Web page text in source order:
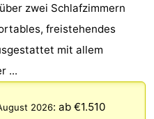
zwei Schlafzimmern
freistehendes
mit allem
...
2026: ab €1.510